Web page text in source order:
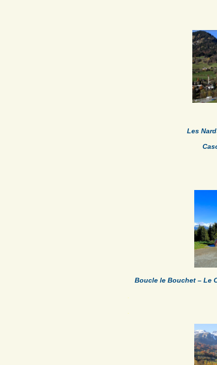
Les
Boucle le Bouchet – Le
.
.